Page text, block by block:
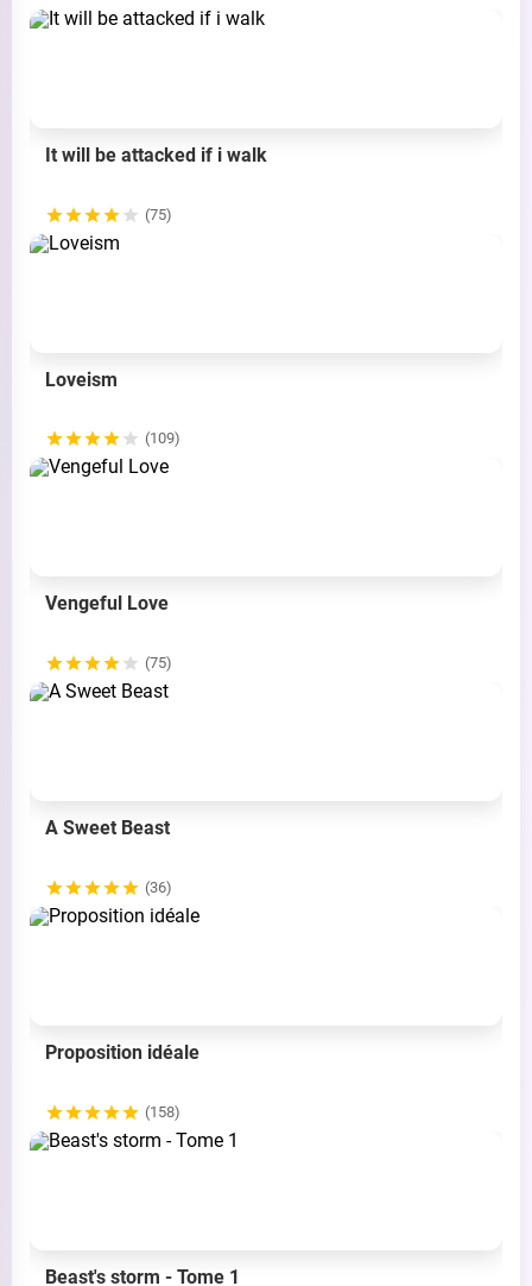
It will be attacked if i walk
(75)
Loveism
(109)
Vengeful Love
(75)
A Sweet Beast
(36)
Proposition idéale
(158)
Beast's storm - Tome 1